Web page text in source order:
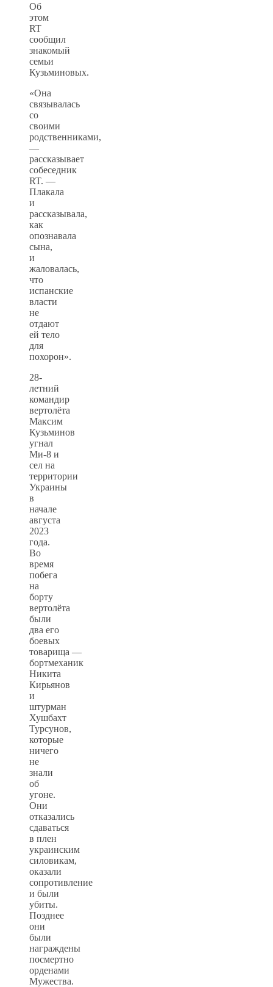
Об
этом
RT
сообщил
знакомый
семьи
Кузьминовых.
«Она
связывалась
со
своими
родственниками,
—
рассказывает
собеседник
RT. —
Плакала
и
рассказывала,
как
опознавала
сына,
и
жаловалась,
что
испанские
власти
не
отдают
ей тело
для
похорон».
28-
летний
командир
вертолёта
Максим
Кузьминов
угнал
Ми-8 и
сел на
территории
Украины
в
начале
августа
2023
года.
Во
время
побега
на
борту
вертолёта
были
два его
боевых
товарища —
бортмеханик
Никита
Кирьянов
и
штурман
Хушбахт
Турсунов,
которые
ничего
не
знали
об
угоне.
Они
отказались
сдаваться
в плен
украинским
силовикам,
оказали
сопротивление
и были
убиты.
Позднее
они
были
награждены
посмертно
орденами
Мужества.